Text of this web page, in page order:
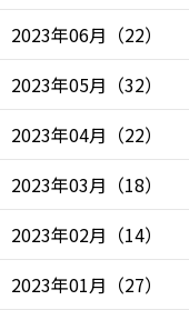
2023年06月 （22）
2023年05月 （32）
2023年04月 （22）
2023年03月 （18）
2023年02月 （14）
2023年01月 （27）